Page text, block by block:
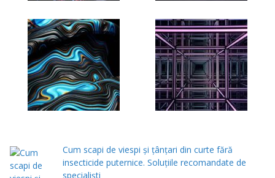
Cum scapi de viespi și țânțari din curte fără
insecticide puternice. Soluțiile recomandate de
specialiști